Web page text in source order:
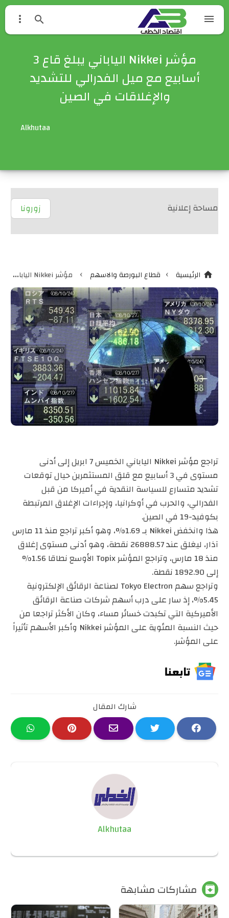



مؤشر Nikkei الياباني يبلغ قاع 3
أسابيع مع ميل الفدرالي للتشديد
والإغلاقات في الصين
Alkhutaa
مساحة إعلانية زورونا
 الرئيسية › قطاع البورصة والاسهم › مؤشر Nikkei الياباني يبلغ قاع 3 أسابيع مع ميل الفدرالي للتشديد والإغلاقات في الصين
تراجع مؤشر Nikkei الياباني الخميس 7 ابريل إلى أدنى
مستوى في 3 أسابيع مع قلق المستثمرين حيال توقعات
تشديد متسارع للسياسة النقدية في أميركا من قبل
الفدرالي، والحرب في أوكرانيا، وإجراءات الإغلاق المرتبطة
بكوفيد-19 في الصين.
هذا وانخفض Nikkei بـ 1.69%، وهو أكبر تراجع منذ 11 مارس
آذار، ليغلق عند 26888.57 نقطة، وهو أدنى مستوى إغلاق
منذ 18 مارس، وتراجع المؤشر Topix الأوسع نطاقا 1.56%
إلى 1892.90 نقطة.
وتراجع سهم Tokyo Electron لصناعة الرقائق الإلكترونية
5.45%، إذ سار على درب أسهم شركات صناعة الرقائق
الأميركية التي تكبدت خسائر مساء، وكان الأكثر تراجعا من
حيث النسبة المئوية على المؤشر Nikkei وأكبر الأسهم تأثيراً
على المؤشر.
شارك المقال
Alkhutaa
 مشاركات مشابهة